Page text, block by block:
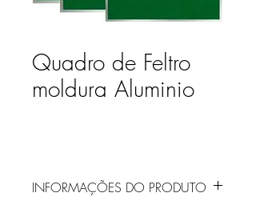
Quadro de Feltro
moldura Aluminio
INFORMAÇÕES DO PRODUTO